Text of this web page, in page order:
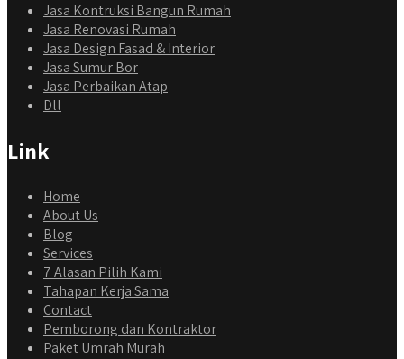
Jasa Kontruksi Bangun Rumah
Jasa Renovasi Rumah
Jasa Design Fasad & Interior
Jasa Sumur Bor
Jasa Perbaikan Atap
Dll
Link
Home
About Us
Blog
Services
7 Alasan Pilih Kami
Tahapan Kerja Sama
Contact
Pemborong dan Kontraktor
Paket Umrah Murah